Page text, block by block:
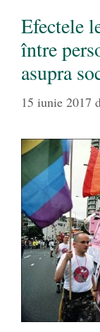
Efectele
între
asupra
15 iunie 2017